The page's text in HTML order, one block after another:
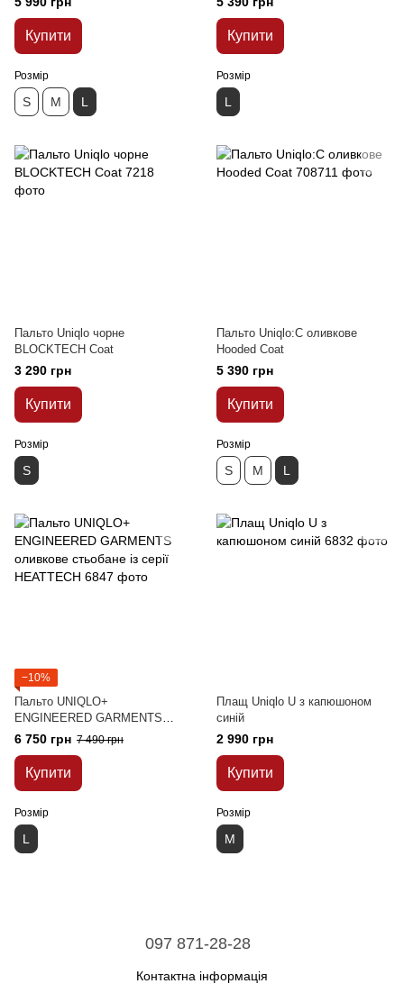
Купити
Розмір
S M L
Купити
Розмір
L
Пальто Uniqlo чорне
BLOCKTECH Coat
3 290 грн
Купити
Розмір
S
Пальто Uniqlo:C оливкове
Hooded Coat
5 390 грн
Купити
Розмір
S M L
−10%
Пальто UNIQLO+
ENGINEERED GARMENTS
оливкове стьобане із серії
HEATTECH
6 750 грн 7 490 грн
Купити
Розмір
L
Плащ Uniqlo U з капюшоном
синій
2 990 грн
Купити
Розмір
M
097 871-28-28
Контактна інформація